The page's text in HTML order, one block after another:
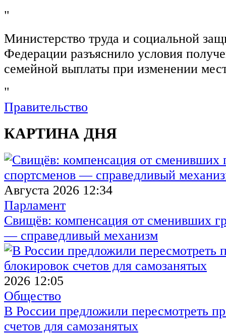
"
Министерство труда и социальной
Федерации разъяснило условия
семейной выплаты при изменении
"
Правительство
КАРТИНА ДНЯ
Августа 2026 12:34
Парламент
Свищёв: компенсация от сменивших
— справедливый механизм
2026 12:05
Общество
В России предложили пересмотреть
счетов для самозанятых